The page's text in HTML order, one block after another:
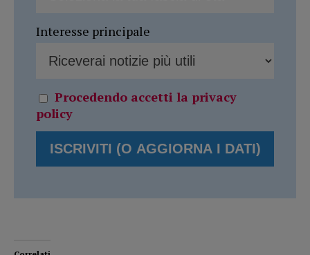
Interesse principale
Procedendo accetti la privacy
policy